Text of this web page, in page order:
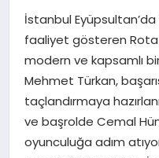
TEKNOLOJI
YAŞAM
EĞITIM
İstanbul
faaliyet gösteren
modern ve kapsamlı
Mehmet Türkan,
taçlandırmaya
ve başrolde Cemal
oyunculuğa adım